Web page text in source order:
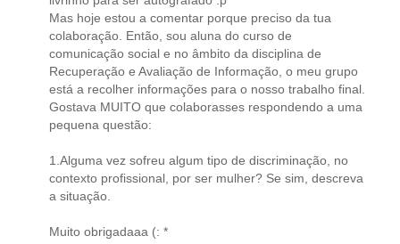
Mas hoje estou a comentar porque preciso da tua
colaboração. Então, sou aluna do curso de
comunicação social e no âmbito da disciplina de
Recuperação e Avaliação de Informação, o meu grupo
está a recolher informações para o nosso trabalho final.
Gostava MUITO que colaborasses respondendo a uma
pequena questão:
1.Alguma vez sofreu algum tipo de discriminação, no
contexto profissional, por ser mulher? Se sim, descreva
a situação.
Muito obrigadaaa (: *